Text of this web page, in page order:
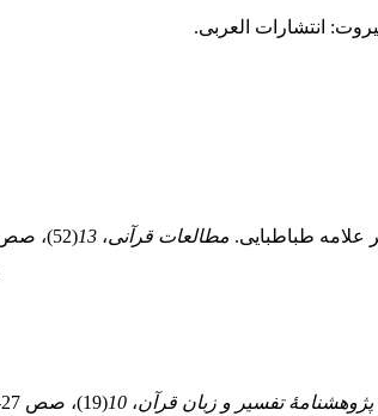
انتشارات العربی.
مطالعات قرآنی، 13(52)، صص 49‑64.
پژوهشنامۀ تفسیر و زبان قرآن، 10(19)، صص 27‑42.